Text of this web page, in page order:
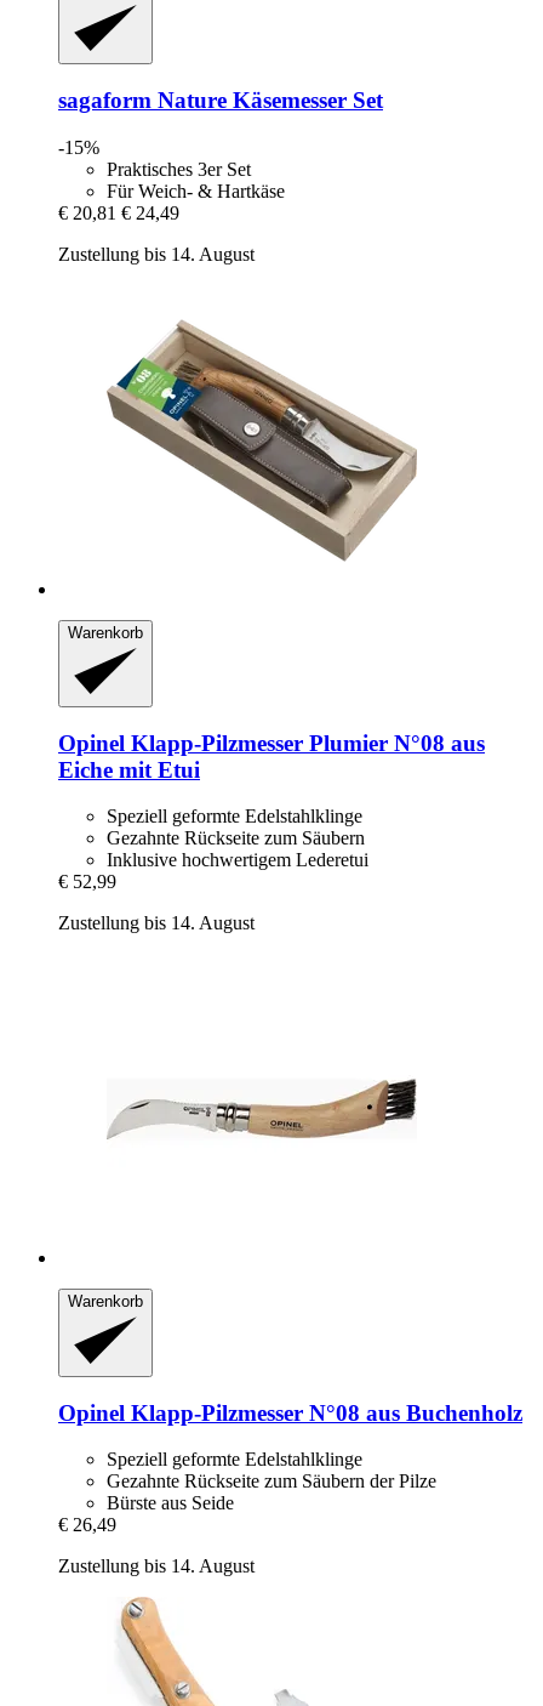
sagaform Nature Käsemesser Set
-15%
Praktisches 3er Set
Für Weich- & Hartkäse
€ 20,81 € 24,49
Zustellung bis 14. August
Warenkorb
Opinel Klapp-​Pilzmesser Plumier N°08 aus
Eiche mit Etui
Speziell geformte Edelstahlklinge
Gezahnte Rückseite zum Säubern
Inklusive hochwertigem Lederetui
€ 52,99
Zustellung bis 14. August
Warenkorb
Opinel Klapp-​Pilzmesser N°08 aus Buchenholz
Speziell geformte Edelstahlklinge
Gezahnte Rückseite zum Säubern der Pilze
Bürste aus Seide
€ 26,49
Zustellung bis 14. August